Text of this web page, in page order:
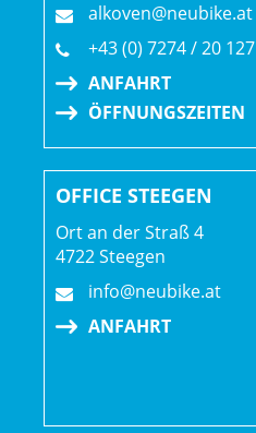
alkoven@neubike.at
+43 (0) 7274 / 20 127
ANFAHRT
ÖFFNUNGSZEITEN
OFFICE STEEGEN
Ort an der Straß 4
4722 Steegen
info@neubike.at
ANFAHRT